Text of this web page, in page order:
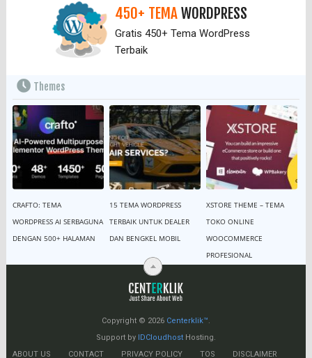
450+ TEMAWORDPRESS
Gratis 450+ Tema WordPress
Terbaik
Themes
CRAFTO: TEMA
WORDPRESS AI SERBAGUNA
DENGAN 500+ HALAMAN
15 TEMA WORDPRESS
TERBAIK UNTUK DEALER
DAN BENGKEL MOBIL
XSTORE THEME – TEMA
TOKO ONLINE
WOOCOMMERCE
PROFESIONAL
Copyright © 2026 Centerklik™.
Support by IDCloudhost Hosting.
ABOUT US
CONTACT PRIVACY POLICY TOS DISCLAIMER